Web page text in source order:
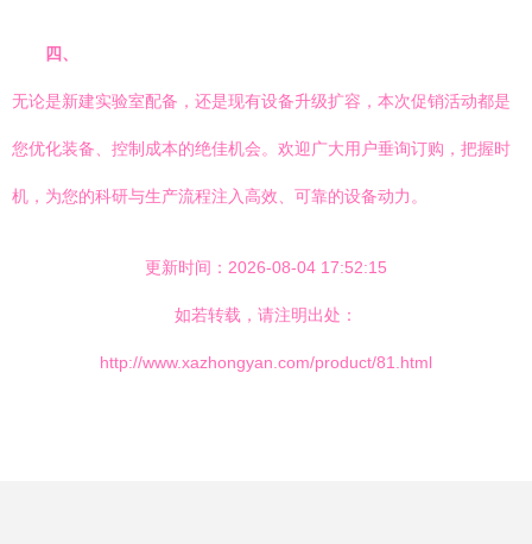
四、
无论是新建实验室配备，还是现有设备升级扩容，本次促销活动都是
您优化装备、控制成本的绝佳机会。欢迎广大用户垂询订购，把握时
机，为您的科研与生产流程注入高效、可靠的设备动力。
更新时间：2026-08-04 17:52:15
如若转载，请注明出处：
http://www.xazhongyan.com/product/81.html